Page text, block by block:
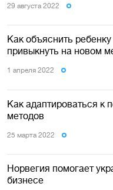
29 августа 2022
Как объяснить
привыкнуть на новом
1 апреля 2022
Как адаптироваться к
методов
25 марта 2022
Норвегия помогает
бизнесе